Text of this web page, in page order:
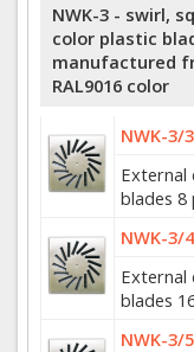
NWK-3 - swirl,
color plastic
manufactured
RAL9016 color
NWK-3/
External
blades 8
NWK-3/
External
blades
NWK-3/